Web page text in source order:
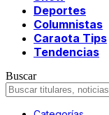
Deportes
Columnistas
Caraota Tips
Tendencias
Buscar